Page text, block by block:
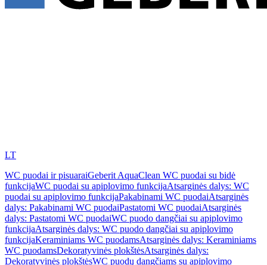
LT
WC puodai ir pisuaraiGeberit AquaClean WC puodai su bidė
funkcijaWC puodai su apiplovimo funkcijaAtsarginės dalys: WC
puodai su apiplovimo funkcijaPakabinami WC puodaiAtsarginės
dalys: Pakabinami WC puodaiPastatomi WC puodaiAtsarginės
dalys: Pastatomi WC puodaiWC puodo dangčiai su apiplovimo
funkcijaAtsarginės dalys: WC puodo dangčiai su apiplovimo
funkcijaKeraminiams WC puodamsAtsarginės dalys: Keraminiams
WC puodamsDekoratyvinės plokštėsAtsarginės dalys:
Dekoratyvinės plokštėsWC puodų dangčiams su apiplovimo